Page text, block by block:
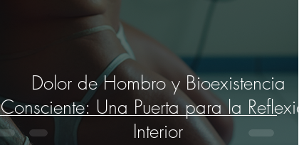
Dolor de Hombro y Bioexistencia
Consciente: Una Puerta para la Reflexión
Interior